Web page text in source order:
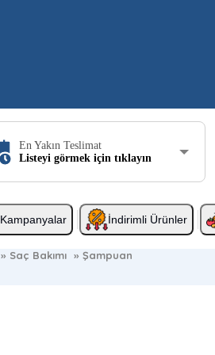
En Yakın Teslimat
Listeyi görmek için tıklayın
Kampanyalar İndirimli Ürünler
» Saç Bakımı » Şampuan